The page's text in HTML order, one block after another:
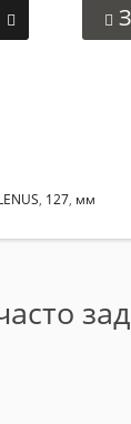
, 127, мм